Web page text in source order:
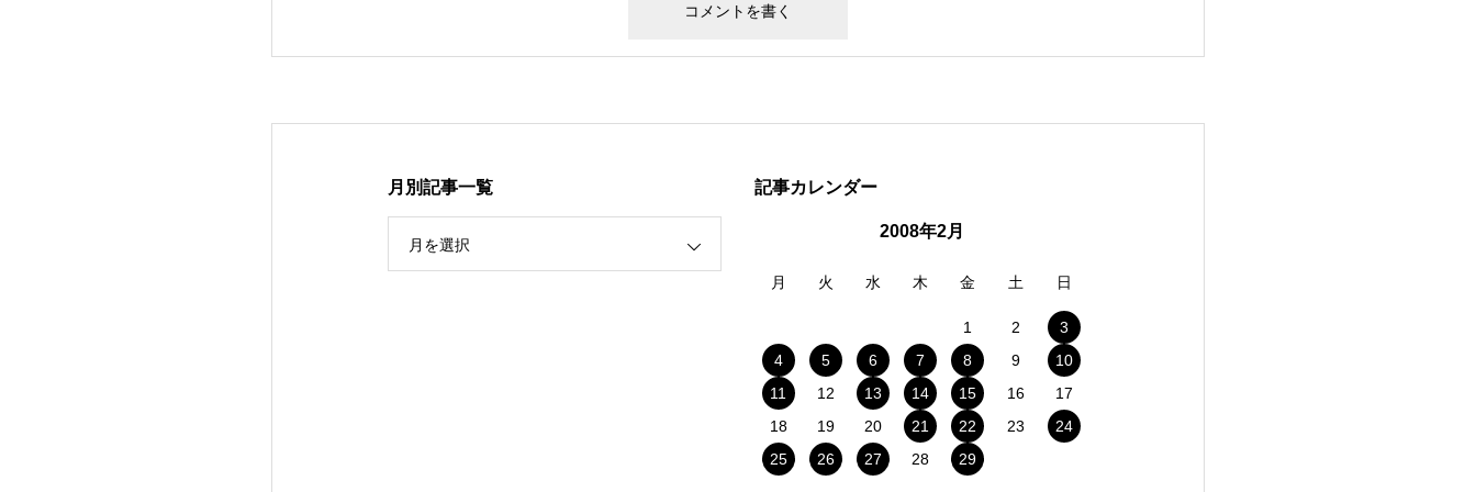
月別記事一覧
月を選択
記事カレンダー
2008年2月
月 火 水 木 金 土 日
1 2
3
4
5 6 7 8 9
10
11
12 13 14 15 16
17
18
19 20 21 22 23
24
25
26 27 28 29